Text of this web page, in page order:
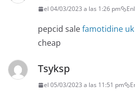
el 04/03/2023 a las 1:26 pm
pepcid salefamotidine uk
cheap
Tsyksp
el 05/03/2023 a las 11:51 pm